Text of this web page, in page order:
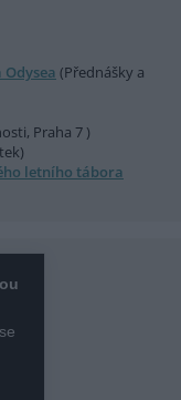
(Přednášky a
Praha 7 )
letního tábora